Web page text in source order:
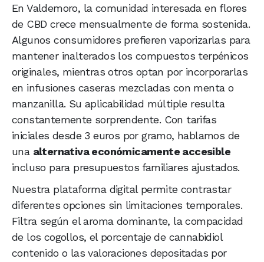
En Valdemoro, la comunidad interesada en flores
de CBD crece mensualmente de forma sostenida.
Algunos consumidores prefieren vaporizarlas para
mantener inalterados los compuestos terpénicos
originales, mientras otros optan por incorporarlas
en infusiones caseras mezcladas con menta o
manzanilla. Su aplicabilidad múltiple resulta
constantemente sorprendente. Con tarifas
iniciales desde 3 euros por gramo, hablamos de
una alternativa económicamente accesible
incluso para presupuestos familiares ajustados.
Nuestra plataforma digital permite contrastar
diferentes opciones sin limitaciones temporales.
Filtra según el aroma dominante, la compacidad
de los cogollos, el porcentaje de cannabidiol
contenido o las valoraciones depositadas por